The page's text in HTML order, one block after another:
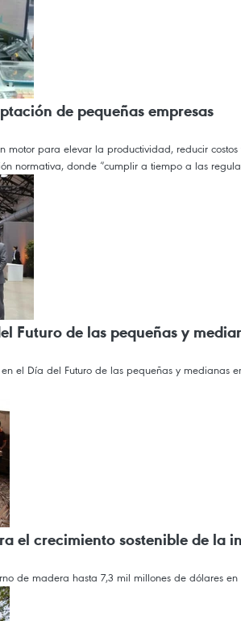
de pequeñas empresas
motor para elevar la productividad, reducir
normativa, donde “cumplir a tiempo a las
Futuro de las pequeñas y
el Día del Futuro de las pequeñas y
el crecimiento sostenible de la
de madera hasta 7,3 mil millones de dólares